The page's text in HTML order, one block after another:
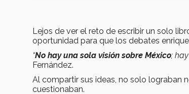
Lejos de ver el reto de escribir un solo
oportunidad para que los debates
“No hay una sola visión sobre México;
Fernández.
Al compartir sus ideas, no solo lograban
cuestionaban.